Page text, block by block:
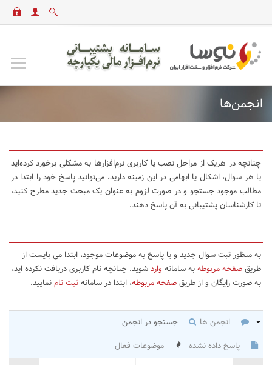
انجمن‌ها
چنانچه در هریک از مراحل نصب یا کاربری نرم‌افزارها به مشکلی برخورد کرده‌اید
یا هر سوال، اشکال یا ابهامی در این زمینه دارید، می‌توانید پاسخ خود را ابتدا در
مطالب موجود جستجو و در صورت لزوم به عنوان یک مبحث جدید مطرح کنید،
تا کارشناسان پشتیبانی به آن پاسخ دهند.
به منظور ثبت سوال جدید و یا پاسخ به موضوعات موجود، ابتدا می بایست از
طریقصفحه مربوطهبه سامانه واردشوید. چنانچه نام کاربری دریافت نکرده اید،
به صورت رایگان و از طریقصفحه مربوطه، ابتدا در سامانهثبت نامنمایید.
انجمن ها
جستجو در انجمن
پاسخ داده نشده
موضوعات فعال